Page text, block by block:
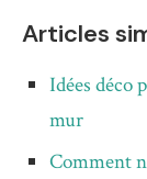
Articles
Idées déco
mur
Comment